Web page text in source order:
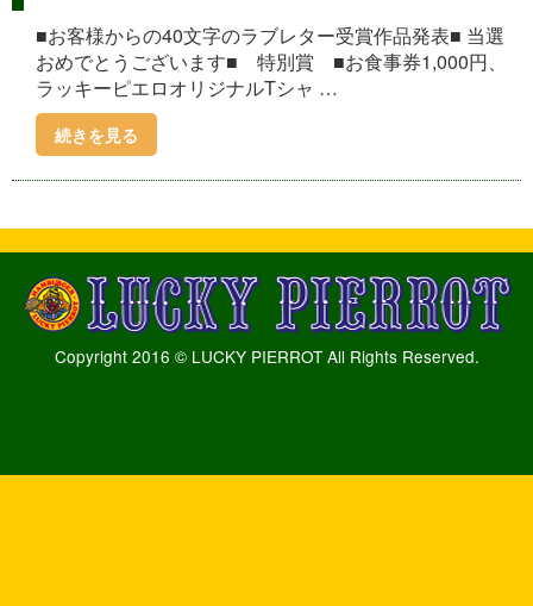
■お客様からの40文字のラブレター受賞作品発表■ 当選
おめでとうございます■ 特別賞 ■お食事券1,000円、
ラッキーピエロオリジナルTシャ …
続きを見る
Copyright 2016 © LUCKY PIERROT All Rights Reserved.